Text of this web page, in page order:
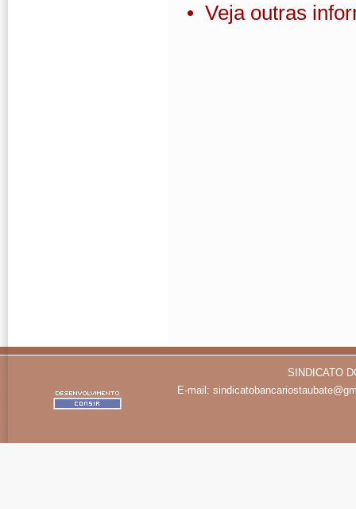
• Veja outras
SINDICATO
E-mail: